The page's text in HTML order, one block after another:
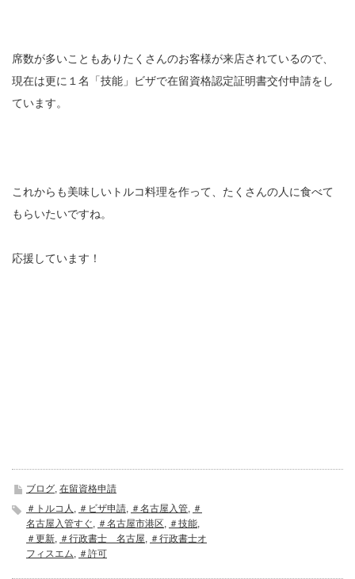
席数が多いこともありたくさんのお客様が来店されているので、
現在は更に１名「技能」ビザで在留資格認定証明書交付申請をし
ています。
これからも美味しいトルコ料理を作って、たくさんの人に食べて
もらいたいですね。
応援しています！
ブログ, 在留資格申請
＃トルコ人 , ＃ビザ申請, ＃名古屋入管, ＃
名古屋入管すぐ, ＃名古屋市港区, ＃技能,
＃更新, ＃行政書士 名古屋, ＃行政書士オ
フィスエム, ＃許可